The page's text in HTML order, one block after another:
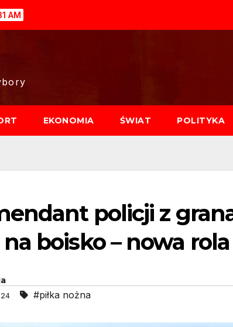
AM
EKONOMIA ŚWIAT POLITYKA
policji z
boisko – nowa
#piłka nożna